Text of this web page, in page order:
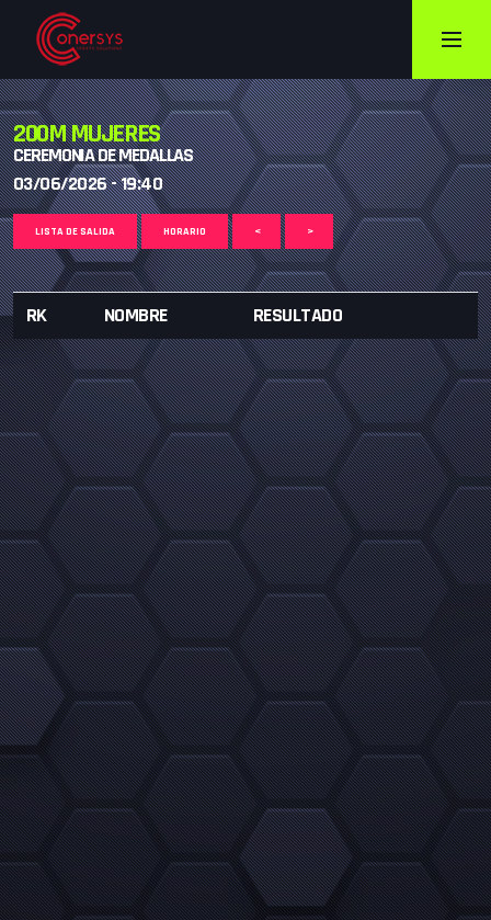
200M MUJERES
CEREMONIA DE MEDALLAS
03/06/2026 - 19:40
LISTA DE SALIDA HORARIO < >
RK NOMBRE RESULTADO